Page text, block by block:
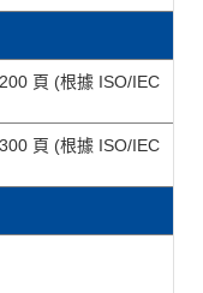
頁 (根據 ISO/IEC
頁 (根據 ISO/IEC